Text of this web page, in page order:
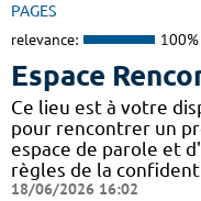
PAGES
relevance: 100%
Espace
Ce lieu est à votre
pour rencontrer un
espace de parole et
règles de la
18/06/2026 16:02